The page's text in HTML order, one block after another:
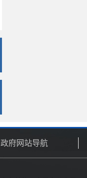
政府网站导航